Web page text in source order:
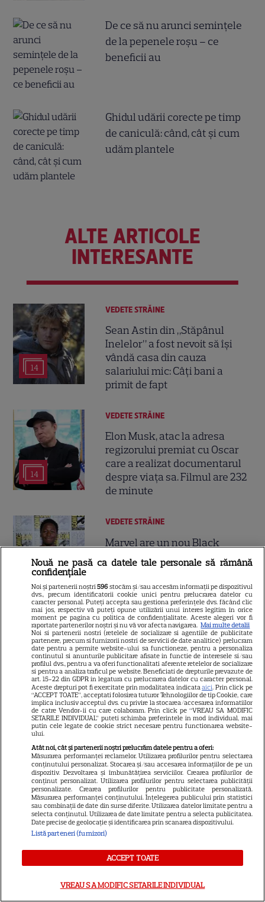
De ce să nu arunci semințele
de la pepenele roșu – ce
beneficii au
Ghidul udării corecte pe timp
de caniculă: când, cât şi cum
udăm plantele
ALTE ARTICOLE
INTERESANTE
14
VEDETE STRĂINE
Sean Astin din „Stăpânul
Inelelor” a fost nevoit să își
vândă casa din cauza
salariului mic: Câți bani a
primit de fapt
14
VEDETE STRĂINE
Elon Musk, atac la adresa
regizorului premiat cu Oscar
care a realizat documentarul
despre viața sa. Filmul are 232
de minute
VEDETE STRĂINE
Marvel are un nou Black
Panther. David Jonsson preia
moștenirea lui Chadwick
Boseman
7
VEDETE STRĂINE
Ryan Gosling este noul Ghost
Rider din Universul Marvel.
Anunțul făcut la Comic-Con i-
a entuziasmat pe fani
9
VEDETE STRĂINE
impresionant pentru Anne
Hathaway și Emily Blunt la
„Diavolul se îmbracă de la
Prada 2”. Ce salarii ar fi primit
actrițele
VEDETE STRĂINE
Tom Holland, decizie radicală
promisiune a făcut actorul
după momentele virale în care
Nouă ne pasă ca datele tale personale să rămână
confidențiale
Noi și partenerii noștri596 stocăm și/sau accesăm informații pe dispozitivul
dvs., precum identificatorii cookie unici pentru prelucrarea datelor cu
caracter personal. Puteți accepta sau gestiona preferințele dvs. făcând clic
mai jos, respectiv vă puteți opune utilizării unui interes legitim în orice
moment pe pagina cu politica de confidențialitate. Aceste alegeri vor fi
raportate partenerilor noștri și nu vă vor afecta navigarea. Mai multe detalii
Noi si partenerii nostri (retelele de socializare si agentiile de publicitate
partenere, precum si furnizorii nostri de servicii de date analitice) prelucram
date pentru a permite website-ului sa functioneze, pentru a personaliza
continutul si anunturile publicitare afisate in functie de interesele si/sau
profilul dvs., pentru a va oferi functionalitati aferente retelelor de socializare
si pentru a analiza traficul pe website. Beneficiati de drepturile prevazute de
art. 15-22 din GDPR in legatura cu prelucrarea datelor cu caracter personal.
Aceste drepturi pot fi exercitate prin modalitatea indicataaici. Prin click pe
“ACCEPT TOATE”, acceptati folosirea tuturor Tehnologiilor de tip Cookie, care
implica inclusiv acceptul dvs. cu privire la stocarea/accesarea informatiilor
de catre Vendor-ii cu care colaboram. Prin click pe “VREAU SA MODIFIC
SETARILE INDIVIDUAL” puteti schimba preferintele in mod individual, mai
putin cele legate de cookie strict necesare pentru functionarea website-
ului.
Atât noi, cât și partenerii noștri prelucrăm datele pentru a oferi:
Măsurarea performanței reclamelor. Utilizarea profilurilor pentru selectarea
conținutului personalizat. Stocarea și/sau accesarea informațiilor de pe un
dispozitiv. Dezvoltarea și îmbunătățirea serviciilor. Crearea profilurilor de
conținut personalizat. Utilizarea profilurilor pentru selectarea publicității
personalizate. Crearea profilurilor pentru publicitate personalizată.
Măsurarea performanței conținutului. Înțelegerea publicului prin statistici
sau combinații de date din surse diferite. Utilizarea datelor limitate pentru a
selecta conținutul. Utilizarea de date limitate pentru a selecta publicitatea.
Date precise de geolocație și identificarea prin scanarea dispozitivului.
Listă parteneri (furnizori)
ACCEPT TOATE
VREAU SA MODIFIC SETARILE INDIVIDUAL